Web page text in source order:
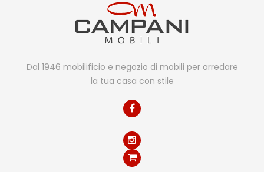
Dal 1946 mobilificio e negozio di mobili per arredare
la tua casa con stile